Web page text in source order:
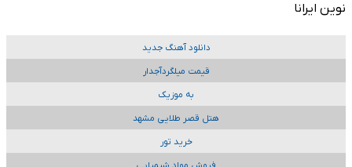
نوین ایرانا
دانلود آهنگ جدید
قیمت میلگردآجدار
به موزیک
هتل قصر طلایی مشهد
خرید تور